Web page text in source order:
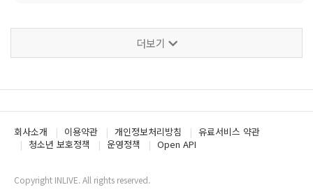
더보기
회사소개 이용약관 개인정보처리방침
유료서비스 약관
청소년 보호정책
운영정책 Open API
Copyright INLIVE. All rights reserved.